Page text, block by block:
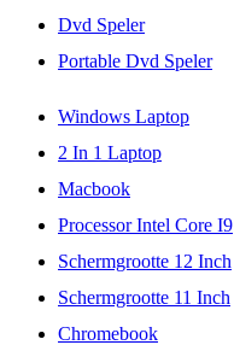
Dvd Speler
Portable Dvd Speler
Windows Laptop
2 In 1 Laptop
Macbook
Processor Intel Core I9
Schermgrootte 12 Inch
Schermgrootte 11 Inch
Chromebook